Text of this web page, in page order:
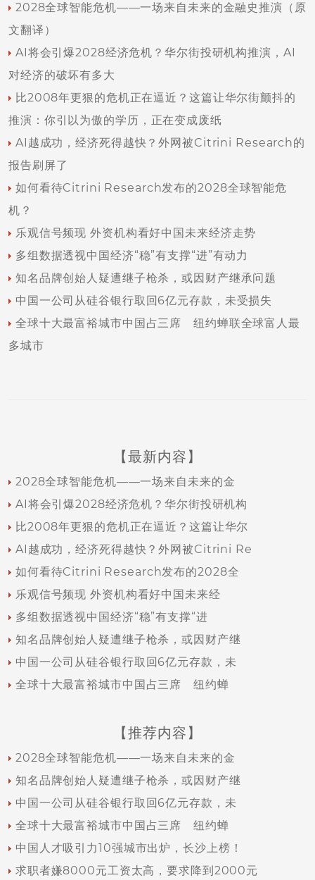
2028全球智能危机——一场来自未来的金融史推演（原
文翻译）
AI将会引爆2028经济危机？华尔街投研机构推演，AI
对经济的破坏有多大
比2008年更狠的危机正在逼近？这篇让华尔街颤抖的
推演：你引以为傲的学历，正在变成废纸
AI越成功，经济死得越快？外网被Citrini Research的
报告刷屏了
如何看待Citrini Research发布的2028全球智能危
机？
乐观信号频现 外资机构看好中国未来经济走势
多组数据透视中国经济“稳”有支撑“进”有动力
知名品牌创始人疑遭继子枪杀，或因财产继承问题
中国一公司从硅谷银行取回6亿元存款，未受损失
全球十大最富裕城市中国占三席 纽约蝉联全球富人最
多城市
【最新内容】
2028全球智能危机——一场来自未来的金
AI将会引爆2028经济危机？华尔街投研机构
比2008年更狠的危机正在逼近？这篇让华尔
AI越成功，经济死得越快？外网被Citrini Re
如何看待Citrini Research发布的2028全
乐观信号频现 外资机构看好中国未来经
多组数据透视中国经济“稳”有支撑“进
知名品牌创始人疑遭继子枪杀，或因财产继
中国一公司从硅谷银行取回6亿元存款，未
全球十大最富裕城市中国占三席 纽约蝉
【推荐内容】
2028全球智能危机——一场来自未来的金
知名品牌创始人疑遭继子枪杀，或因财产继
中国一公司从硅谷银行取回6亿元存款，未
全球十大最富裕城市中国占三席 纽约蝉
中国人才吸引力10强城市出炉，长沙上榜！
求职者嫌8000元工资太高，要求降到2000元